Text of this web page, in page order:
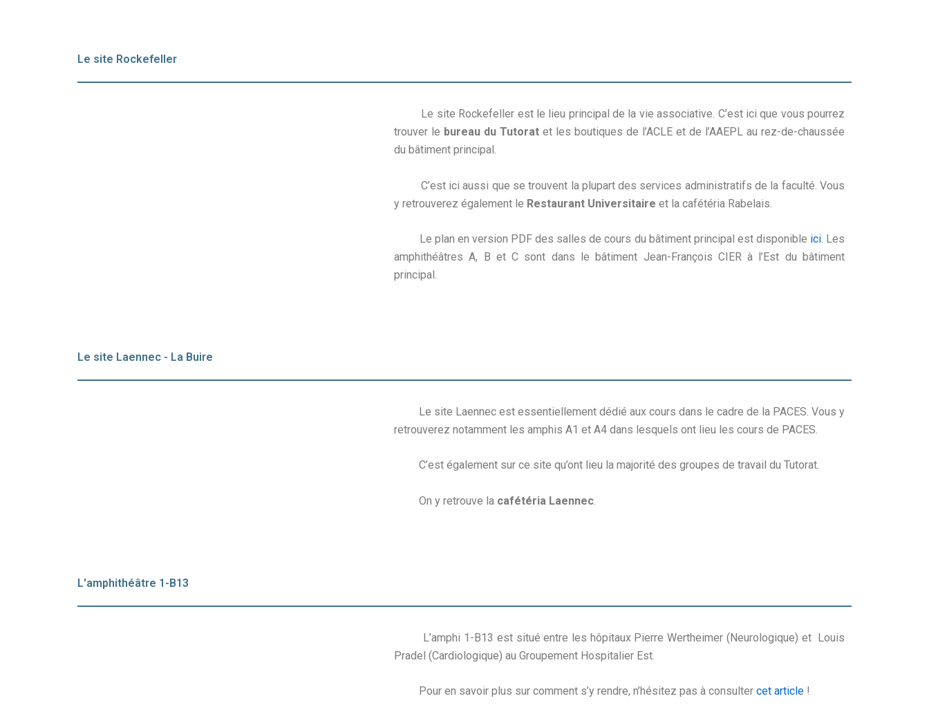
Le site Rockefeller
Le site Rockefeller est le lieu principal de la vie associative. C’est ici que vous pourrez
trouver le bureau du Tutorat et les boutiques de l’ACLE et de l’AAEPL au rez-de-chaussée
du bâtiment principal.
C’est ici aussi que se trouvent la plupart des services administratifs de la faculté. Vous
y retrouverez également le Restaurant Universitaire et la cafétéria Rabelais.
Le plan en version PDF des salles de cours du bâtiment principal est disponible ici. Les
amphithéâtres A, B et C sont dans le bâtiment Jean-François CIER à l’Est du bâtiment
principal.
Le site Laennec - La Buire
Le site Laennec est essentiellement dédié aux cours dans le cadre de la PACES. Vous y
retrouverez notamment les amphis A1 et A4 dans lesquels ont lieu les cours de PACES.
C’est également sur ce site qu’ont lieu la majorité des groupes de travail du Tutorat.
On y retrouve la cafétéria Laennec.
L'amphithéâtre 1-B13
L’amphi 1-B13 est situé entre les hôpitaux Pierre Wertheimer (Neurologique) et Louis
Pradel (Cardiologique) au Groupement Hospitalier Est.
Pour en savoir plus sur comment s’y rendre, n’hésitez pas à consulter cet article !